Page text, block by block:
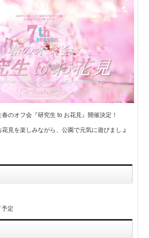
のオフ会『研究生 to お花見』開催決定！
見を楽しみながら、公園で元気に遊びましょ
定